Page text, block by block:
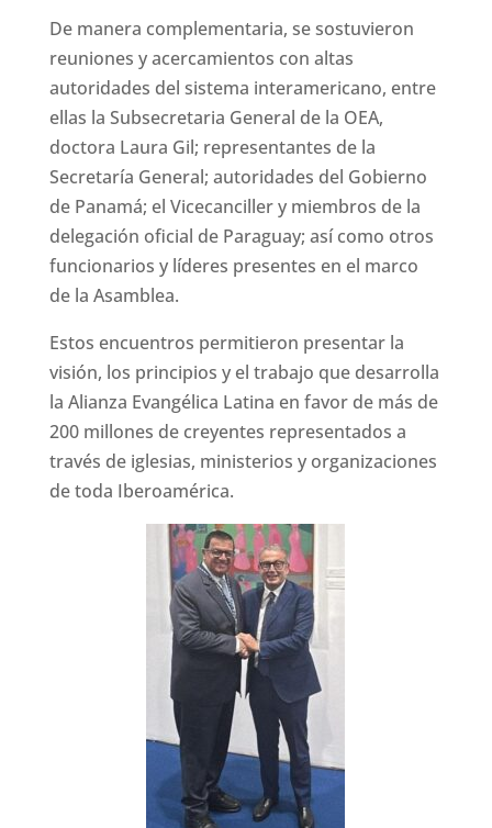
De manera complementaria, se sostuvieron
reuniones y acercamientos con altas
autoridades del sistema interamericano, entre
ellas la Subsecretaria General de la OEA,
doctora Laura Gil; representantes de la
Secretaría General; autoridades del Gobierno
de Panamá; el Vicecanciller y miembros de la
delegación oficial de Paraguay; así como otros
funcionarios y líderes presentes en el marco
de la Asamblea.
Estos encuentros permitieron presentar la
visión, los principios y el trabajo que desarrolla
la Alianza Evangélica Latina en favor de más de
200 millones de creyentes representados a
través de iglesias, ministerios y organizaciones
de toda Iberoamérica.